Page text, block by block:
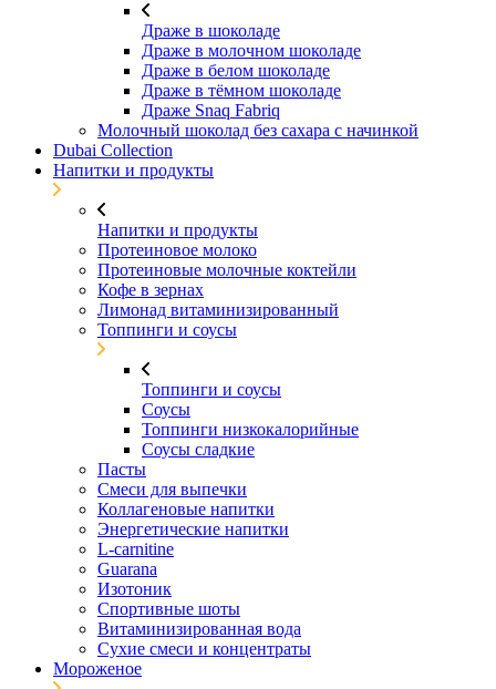
Драже в шоколаде
Драже в молочном шоколаде
Драже в белом шоколаде
Драже в тёмном шоколаде
Драже Snaq Fabriq
Молочный шоколад без сахара с начинкой
Dubai Collection
Напитки и продукты
Напитки и продукты
Протеиновое молоко
Протеиновые молочные коктейли
Кофе в зернах
Лимонад витаминизированный
Топпинги и соусы
Топпинги и соусы
Соусы
Топпинги низкокалорийные
Соусы сладкие
Пасты
Смеси для выпечки
Коллагеновые напитки
Энергетические напитки
L-carnitine
Guarana
Изотоник
Спортивные шоты
Витаминизированная вода
Сухие смеси и концентраты
Мороженое